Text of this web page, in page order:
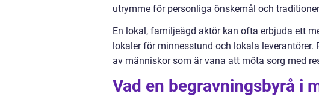
utrymme för personliga önskemål och
En lokal, familjeägd aktör kan ofta erbjuda ett
lokaler för minnesstund och lokala
av människor som är vana att möta sorg med
Vad en begravningsbyrå i